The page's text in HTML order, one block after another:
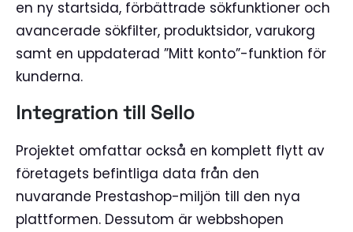
en ny startsida, förbättrade sökfunktioner och
avancerade sökfilter, produktsidor, varukorg
samt en uppdaterad ”Mitt konto”-funktion för
kunderna.
Integration till Sello
Projektet omfattar också en komplett flytt av
företagets befintliga data från den
nuvarande Prestashop-miljön till den nya
plattformen. Dessutom är webbshopen